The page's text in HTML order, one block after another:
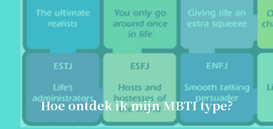
Hoe ontdek ik mijn MBTI type?